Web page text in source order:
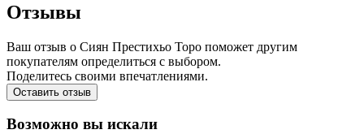
Отзывы
Ваш отзыв о Сиян Престихьо Торо поможет другим
покупателям определиться с выбором.
Поделитесь своими впечатлениями.
Оставить отзыв
Возможно вы искали